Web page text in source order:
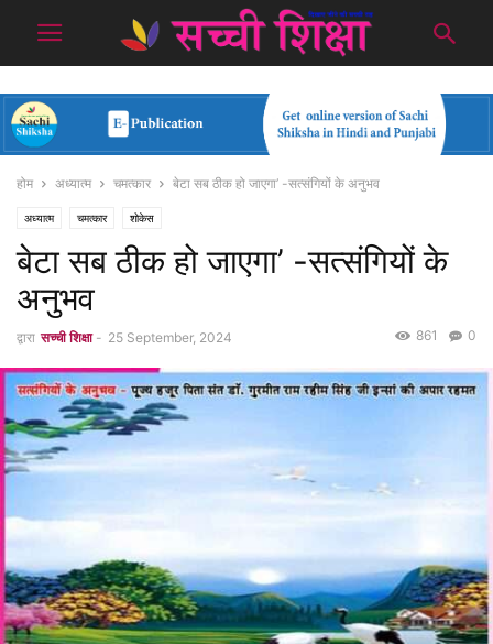
होम अध्यात्म चमत्कार बेटा सब ठीक हो जाएगा’ -सत्संगियों के अनुभव
अध्यात्म चमत्कार शोकेस
बेटा सब ठीक हो जाएगा’ -सत्संगियों के
अनुभव
द्वारा सच्ची शिक्षा - 25 September, 2024 0
861